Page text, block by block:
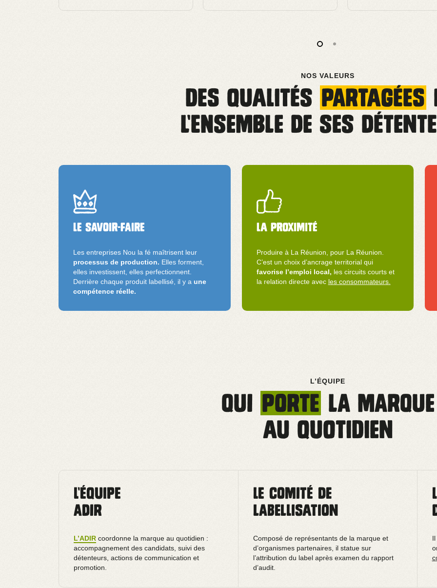
NOS VALEURS
Des qualités partagées
l’ensemble de ses
Le savoir-faire
Les entreprises Nou la fé maîtrisent leur
processus de production. Elles forment,
elles investissent, elles perfectionnent.
Derrière chaque produit labellisé, il y a une
compétence réelle.
La proximité
Produire à La Réunion, pour La Réunion.
C’est un choix d’ancrage territorial qui
favorise l’emploi local, les circuits courts et
la relation directe avec les consommateurs.
L’ÉQUIPE
Qui porte la marque
au quotidien
L’équipe
ADIR
L’ADIR coordonne la marque au quotidien :
accompagnement des candidats, suivi des
détenteurs, actions de communication et
promotion.
Le comité de
labellisation
Composé de représentants de la marque et
d’organismes partenaires, il statue sur
l’attribution du label après examen du rapport
d’audit.